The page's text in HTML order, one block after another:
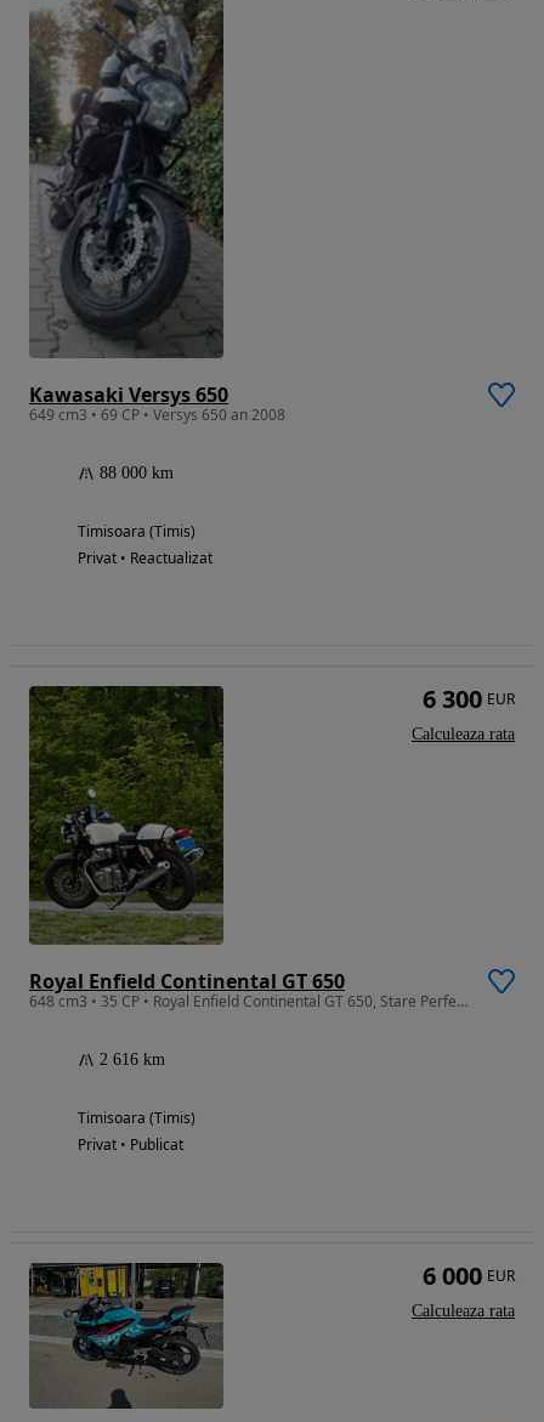
Kawasaki Versys 650
649 cm3 • 69 CP • Versys 650 an 2008
88 000 km
Timisoara (Timis)
Privat • Reactualizat
Royal Enfield Continental GT 650
648 cm3 • 35 CP • Royal Enfield Continental GT 650, Stare Perfecta, 6300 Euro
2 616 km
Timisoara (Timis)
Privat • Publicat
6 300 EUR
Calculeaza rata
6 000 EUR
Calculeaza rata